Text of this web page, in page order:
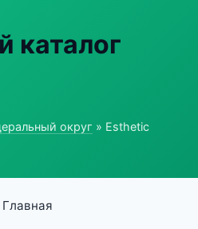
каталог
округ » Esthetic
Главная